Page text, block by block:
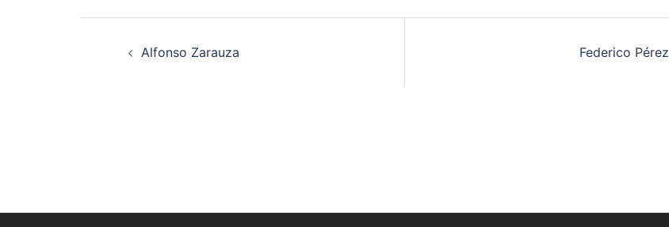
Navegación
Alfonso Zarauza Federico Pérez